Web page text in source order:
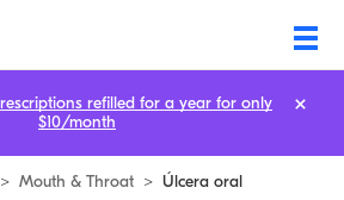
> Mouth & Throat > Úlcera oral
refilled for a year for only
$10/month